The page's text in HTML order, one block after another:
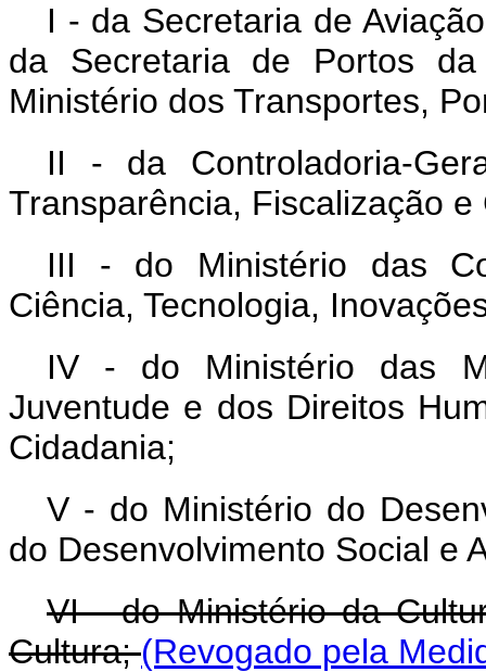
I - da Secretaria de
da Secretaria de Portos
Ministério dos Transportes,
II - da Controladoria-
Transparência, Fiscalização e
III - do Ministério das
Ciência, Tecnologia,
IV - do Ministério das
Juventude e dos Direitos
Cidadania;
V - do Ministério do
do Desenvolvimento Social e
VI - do Ministério da
Cultura;(Revogado pela